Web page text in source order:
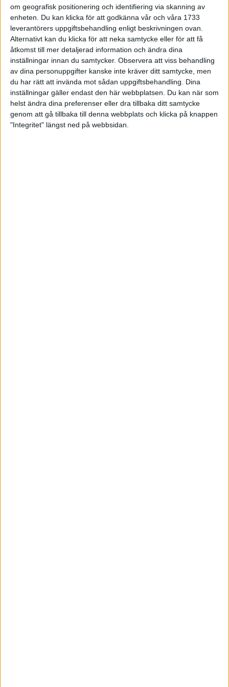
om geografisk positionering och identifiering via skanning av
enheten. Du kan klicka för att godkänna vår och våra 1733
leverantörers uppgiftsbehandling enligt beskrivningen ovan.
Alternativt kan du klicka för att neka samtycke eller för att få
åtkomst till mer detaljerad information och ändra dina
inställningar innan du samtycker. Observera att viss behandling
av dina personuppgifter kanske inte kräver ditt samtycke, men
du har rätt att invända mot sådan uppgiftsbehandling. Dina
inställningar gäller endast den här webbplatsen. Du kan när som
helst ändra dina preferenser eller dra tillbaka ditt samtycke
genom att gå tillbaka till denna webbplats och klicka på knappen
"Integritet" längst ned på webbsidan.
enbart löpning, då rör det sig snarare om 20 timmar. Jag
springer distinkt lugnt på distans och långpass, ofta i skog och
på stig. Detta tror jag gör att det inte sliter riktigt lika mycket,
variationen blir så stor. Jag går mest på känsla och vill att de
hårda passen ska vara hårda och de lugna lugna. Intensiteten
styrs av känslan där farten blir sekundär.
Hur kommer det sig att du vill ge dig in i nya
idrottsgrenar? Är det för lätt att bara hålla på med
orientering?